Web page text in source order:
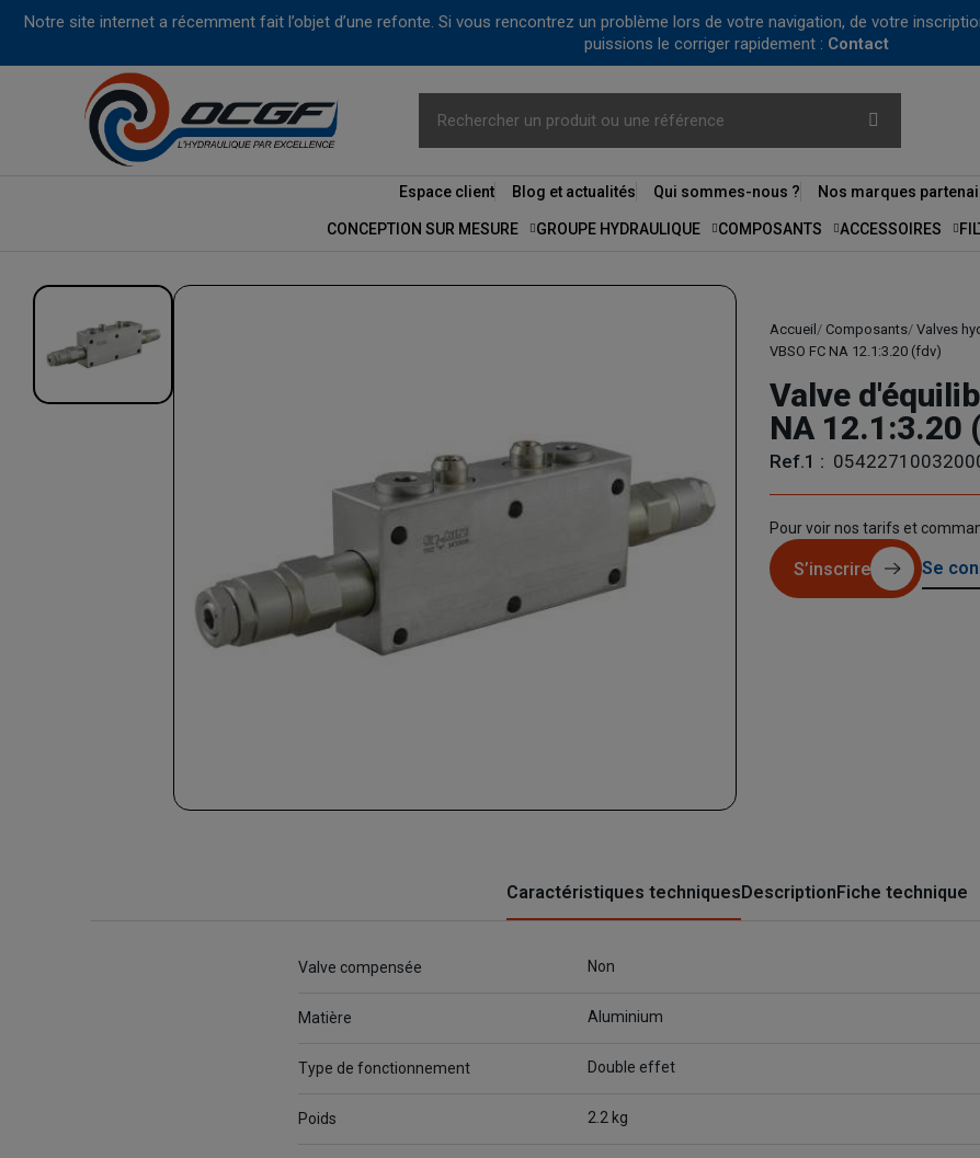
Notre site internet a récemment fait l’objet d’une refonte. Si vous rencontrez un problème lors de votre navigation, de votre
puissions le corriger rapidement : Contact
Espace client Blog et actualités Qui sommes-nous ? Nos marques
CONCEPTION SUR MESURE GROUPE HYDRAULIQUE COMPOSANTS ACCESSOIRES
Accueil Composants Valves
VBSO FC NA 12.1:3.20 (fdv)
Valve
NA 12.1:3.20
Ref.1 :
Pour voir nos tarifs et
S’inscrire Se
Caractéristiques techniquesDescriptionFiche technique
Valve compensée Non
Matière Aluminium
Type de fonctionnement Double effet
Poids 2.2 kg